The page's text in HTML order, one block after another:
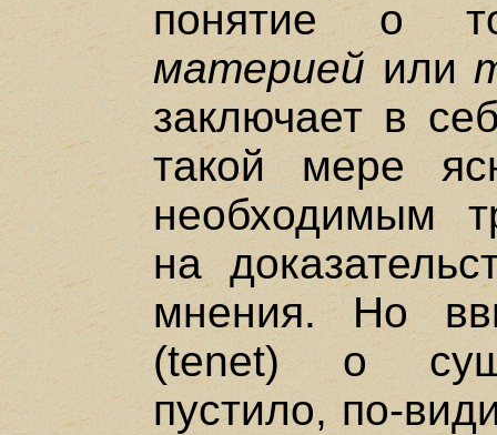
понятие о
материейили
заключает в
такой мере
необходимым
на
мнения. Но
(tenet) о
пустило, по-